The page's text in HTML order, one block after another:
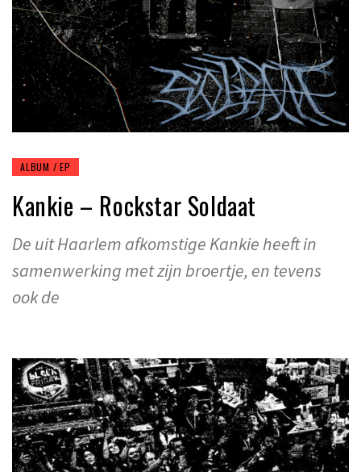
ALBUM / EP
Kankie – Rockstar Soldaat
De uit Haarlem afkomstige Kankie heeft in
samenwerking met zijn broertje, en tevens
ook de